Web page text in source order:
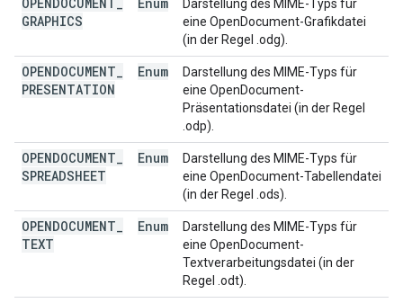
GRAPHICS
Darstellung des MIME-Typs für
eine OpenDocument-Grafikdatei
(in der Regel .odg).
OPENDOCUMENT
PRESENTATION
Enum
Darstellung des MIME-Typs für
eine OpenDocument-
Präsentationsdatei (in der Regel
.odp).
OPENDOCUMENT
SPREADSHEET
Enum
Darstellung des MIME-Typs für
eine OpenDocument-Tabellendatei
(in der Regel .ods).
OPENDOCUMENT
TEXT
Enum
Darstellung des MIME-Typs für
eine OpenDocument-
Textverarbeitungsdatei (in der
Regel .odt).